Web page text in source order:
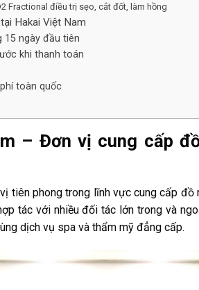
Fractional điều trị sẹo, cắt đốt, làm hồng
Hakai Việt Nam
15 ngày đầu tiên
khi thanh toán
toàn quốc
– Đơn vị cung cấp
vị tiên phong trong lĩnh vực cung cấp
tác với nhiều đối tác lớn trong và
dịch vụ spa và thẩm mỹ đẳng cấp.